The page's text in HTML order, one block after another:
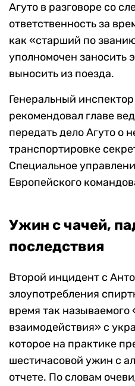
Агуто в разговоре со
ответственность за
как «старший по
уполномочен заносить
выносить из поезда.
Генеральный
рекомендовал главе
передать дело Агуто о
транспортировке
Специальное
Европейского
Ужин с чачей,
последствия
Второй инцидент с
злоупотребления
время так называемого
взаимодействия» с
которое на практике
шестичасовой ужин с
отчете. По словам